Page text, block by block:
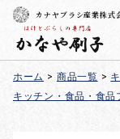
カナヤブラシ産業株式
ホーム > 商品一覧 >
キッチン・食品・食品